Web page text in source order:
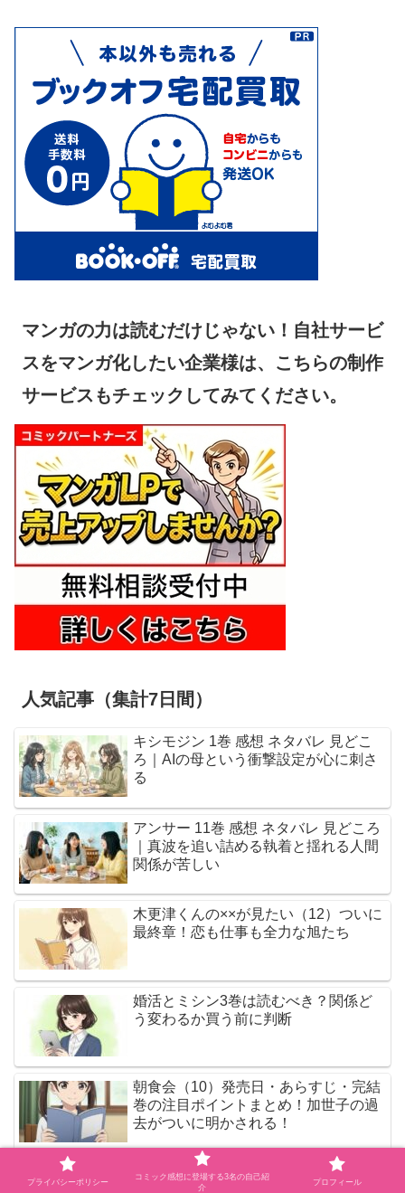
マンガの力は読むだけじゃない！自社サービ
スをマンガ化したい企業様は、こちらの制作
サービスもチェックしてみてください。
人気記事（集計7日間）
キシモジン 1巻 感想 ネタバレ 見どこ
ろ｜AIの母という衝撃設定が心に刺さ
る
アンサー 11巻 感想 ネタバレ 見どころ
｜真波を追い詰める執着と揺れる人間
関係が苦しい
木更津くんの××が見たい（12）ついに
最終章！恋も仕事も全力な旭たち
婚活とミシン3巻は読むべき？関係ど
う変わるか買う前に判断
朝食会（10）発売日・あらすじ・完結
巻の注目ポイントまとめ！加世子の過
去がついに明かされる！
木更津くんの××が見たい 13巻 感想・
プライバシーポリシー
コミック感想に登場する3名の自己紹
介
プロフィール